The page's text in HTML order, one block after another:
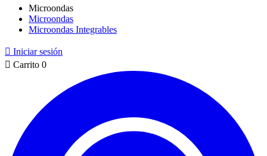
Microondas
Microondas
Microondas Integrables
 Iniciar sesión
 Carrito 0